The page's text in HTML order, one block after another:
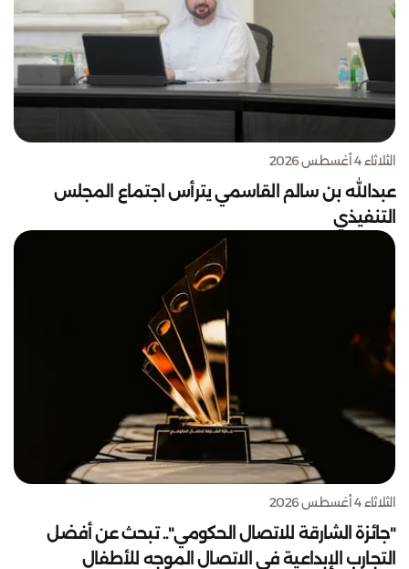
الثلاثاء 4 أغسطس 2026
عبدالله بن سالم القاسمي يترأس اجتماع المجلس
التنفيذي
الثلاثاء 4 أغسطس 2026
"جائزة الشارقة للاتصال الحكومي".. تبحث عن أفضل
التجارب الإبداعية في الاتصال الموجه للأطفال